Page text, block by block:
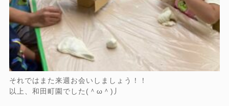
それではまた来週お会いしましょう！！
以上、和田町園でした(＾ω＾)丿